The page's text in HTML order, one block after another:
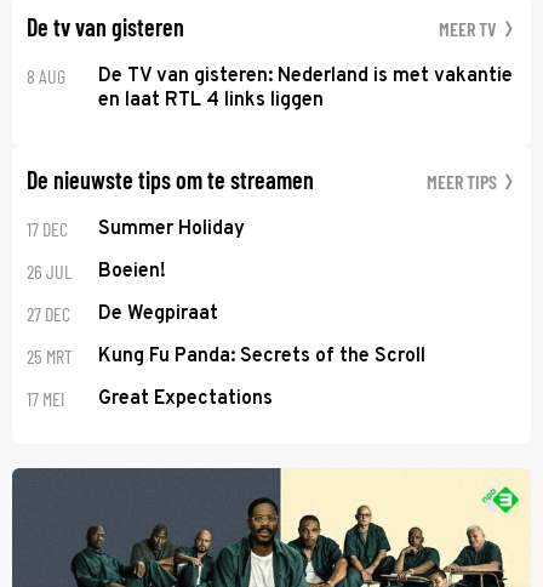
De tv van gisteren MEER TV
8 AUG
De TV van gisteren: Nederland is met vakantie
en laat RTL 4 links liggen
De nieuwste tips om te streamen MEER TIPS
17 DEC Summer Holiday
26 JUL Boeien!
27 DEC De Wegpiraat
25 MRT Kung Fu Panda: Secrets of the Scroll
17 MEI Great Expectations